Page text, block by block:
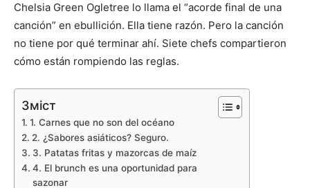
Chelsia Green Ogletree lo llama el “acorde final de una
canción” en ebullición. Ella tiene razón. Pero la canción
no tiene por qué terminar ahí. Siete chefs compartieron
cómo están rompiendo las reglas.
Зміст
1. Carnes que no son del océano
2. ¿Sabores asiáticos? Seguro.
3. Patatas fritas y mazorcas de maíz
4. El brunch es una oportunidad para
sazonar